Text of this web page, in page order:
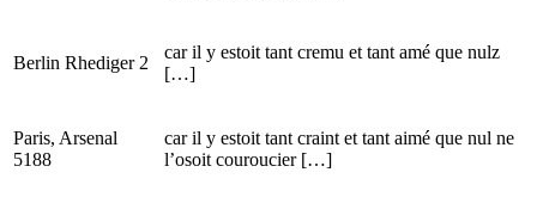
Berlin Rhediger 2
car il y estoit tant cremu et tant amé que nulz
[…]
Paris, Arsenal
5188
car il y estoit tant craint et tant aimé que nul ne
l’osoit couroucier […]